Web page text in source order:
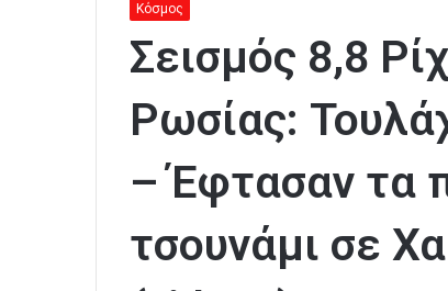
Κόσμος
Σεισμός 8,8
Ρωσίας:
– Έφτασαν τα
τσουνάμι σε